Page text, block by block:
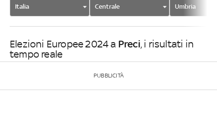
Italia Centrale Umbria
Elezioni Europee 2024 a Preci, i risultati in
tempo reale
PUBBLICITÀ